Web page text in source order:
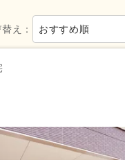
社会福祉主事任用(26)
日曜休み(16)
産休あり(51)
え： おすすめ順